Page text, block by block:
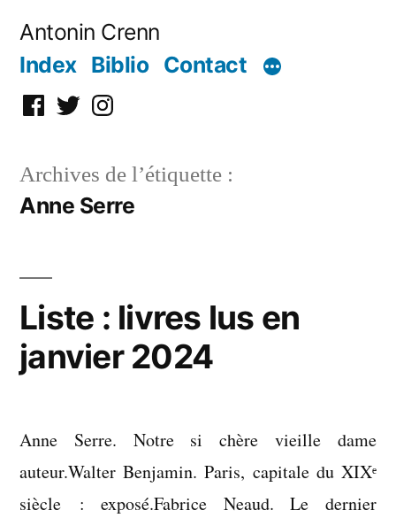
Antonin Crenn
Index Biblio Contact
Facebook
TwitterInstagram
Archives de l’étiquette :
Anne Serre
Liste : livres lus en
janvier 2024
Anne Serre. Notre si chère vieille dame
auteur.Walter Benjamin. Paris, capitale du XIXᵉ
siècle : exposé.Fabrice Neaud. Le dernier